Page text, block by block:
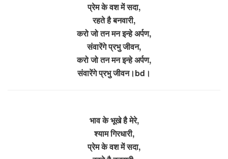
प्रेम के वश में सदा,
रहते है बनवारी,
करो जो तन मन इन्हे अर्पण,
संवारेंगे प्रभु जीवन,
करो जो तन मन इन्हे अर्पण,
संवारेंगे प्रभु जीवन।bd।
भाव के भूखे है मेरे,
श्याम गिरधारी,
प्रेम के वश में सदा,